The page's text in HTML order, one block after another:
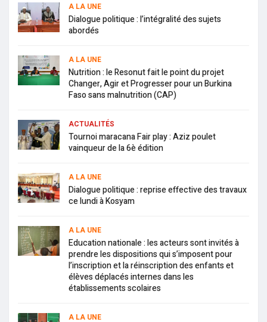
A LA UNE
Dialogue politique : l’intégralité des sujets
abordés
A LA UNE
Nutrition : le Resonut fait le point du projet
Changer, Agir et Progresser pour un Burkina
Faso sans malnutrition (CAP)
ACTUALITÉS
Tournoi maracana Fair play : Aziz poulet
vainqueur de la 6è édition
A LA UNE
Dialogue politique : reprise effective des travaux
ce lundi à Kosyam
A LA UNE
Education nationale : les acteurs sont invités à
prendre les dispositions qui s’imposent pour
l’inscription et la réinscription des enfants et
élèves déplacés internes dans les
établissements scolaires
A LA UNE